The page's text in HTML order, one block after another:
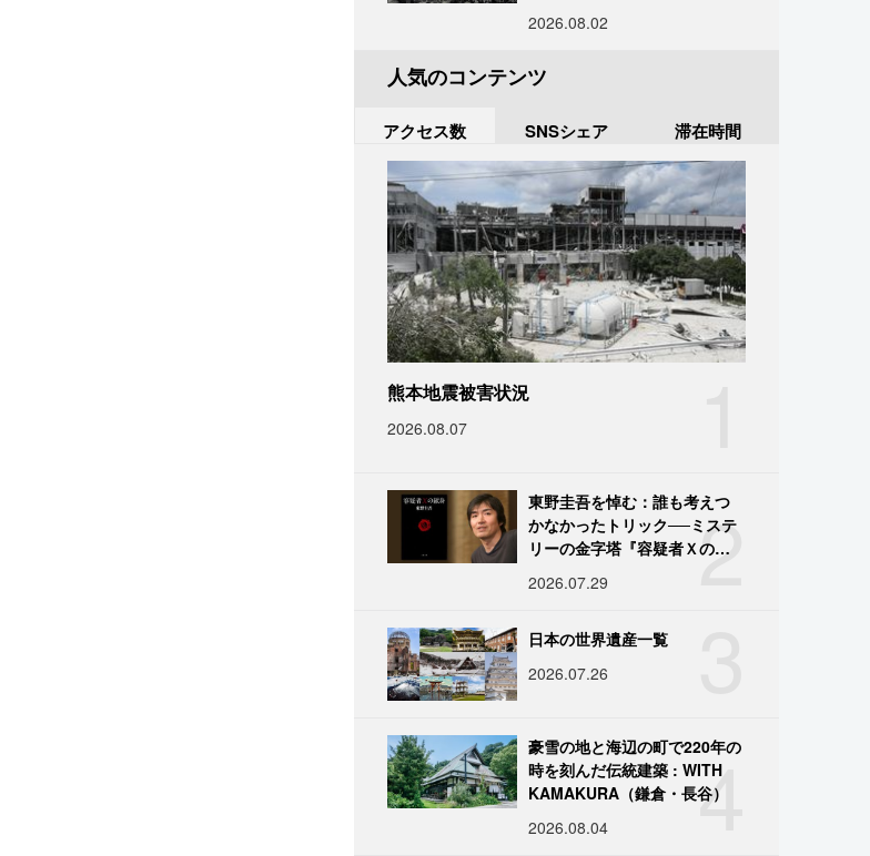
2026.08.02
人気のコンテンツ
アクセス数 SNSシェア 滞在時間
熊本地震被害状況
2026.08.07
2
東野圭吾を悼む：誰も考えつ
かなかったトリック──ミステ
リーの金字塔『容疑者Ｘの献
2026.07.29
日本の世界遺産一覧
2026.07.26
4
豪雪の地と海辺の町で220年の
時を刻んだ伝統建築 : WITH
KAMAKURA（鎌倉・長谷）
2026.08.04